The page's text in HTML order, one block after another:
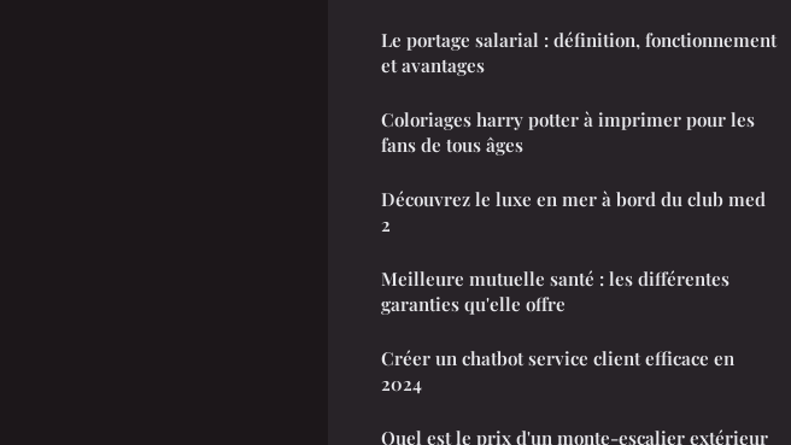
Le portage salarial : définition, fonctionnement
et avantages
Coloriages harry potter à imprimer pour les
fans de tous âges
Découvrez le luxe en mer à bord du club med
2
Meilleure mutuelle santé : les différentes
garanties qu'elle offre
Créer un chatbot service client efficace en
2024
Quel est le prix d'un monte-escalier extérieur